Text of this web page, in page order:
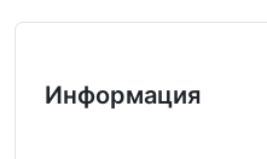
Информация